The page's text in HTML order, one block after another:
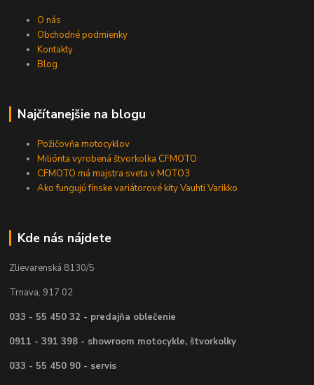
O nás
Obchodné podmienky
Kontakty
Blog
Najčítanejšie na blogu
Požičovňa motocyklov
Miliónta vyrobená štvorkolka CFMOTO
CFMOTO má majstra sveta v MOTO3
Ako fungujú fínske variátorové kity Vauhti Varikko
Kde nás nájdete
Zlievarenská 8130/5
Trnava, 917 02
033 - 55 450 32 - predajňa oblečenie
0911 - 391 398 - showroom motocykle, štvorkolky
033 - 55 450 90 - servis